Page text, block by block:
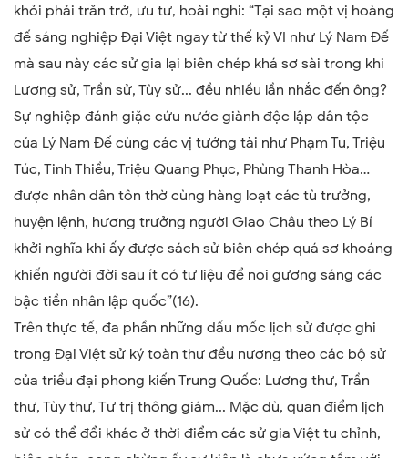
khỏi phải trăn trở, ưu tư, hoài nghi: “Tại sao một vị hoàng
đế sáng nghiệp Đại Việt ngay từ thế kỷ VI như Lý Nam Đế
mà sau này các sử gia lại biên chép khá sơ sài trong khi
Lương sử, Trần sử, Tùy sử... đều nhiều lần nhắc đến ông?
Sự nghiệp đánh giặc cứu nước giành độc lập dân tộc
của Lý Nam Đế cùng các vị tướng tài như Phạm Tu, Triệu
Túc, Tinh Thiều, Triệu Quang Phục, Phùng Thanh Hòa…
được nhân dân tôn thờ cùng hàng loạt các tù trưởng,
huyện lệnh, hương trưởng người Giao Châu theo Lý Bí
khởi nghĩa khi ấy được sách sử biên chép quá sơ khoáng
khiến người đời sau ít có tư liệu để noi gương sáng các
bậc tiền nhân lập quốc”(16).
Trên thực tế, đa phần những dấu mốc lịch sử được ghi
trong Đại Việt sử ký toàn thư đều nương theo các bộ sử
của triều đại phong kiến Trung Quốc: Lương thư, Trần
thư, Tùy thư, Tư trị thông giám... Mặc dù, quan điểm lịch
sử có thể đổi khác ở thời điểm các sử gia Việt tu chỉnh,